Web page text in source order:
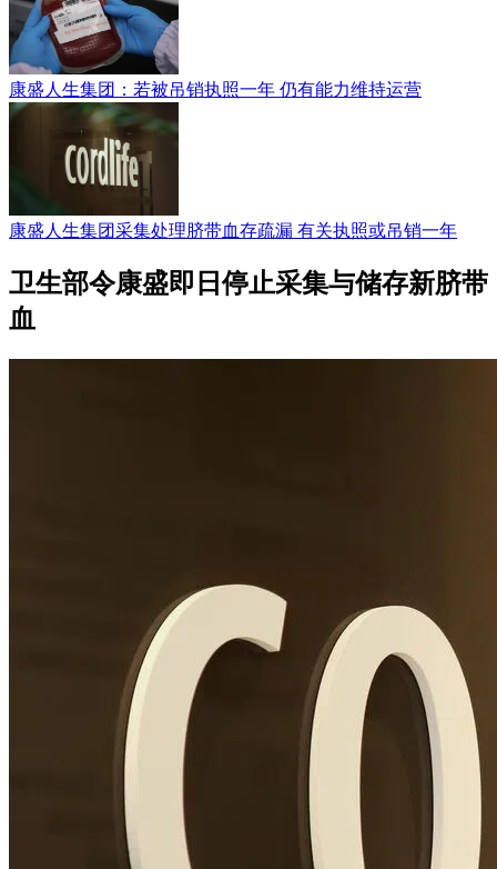
康盛人生集团：若被吊销执照一年 仍有能力维持运营
康盛人生集团采集处理脐带血存疏漏 有关执照或吊销一年
卫生部令康盛即日停止采集与储存新脐带
血